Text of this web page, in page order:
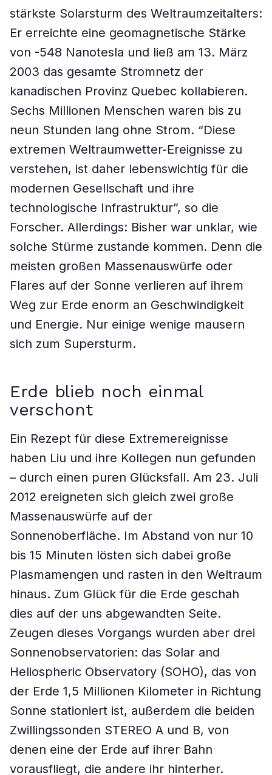
stärkste Solarsturm des Weltraumzeitalters:
Er erreichte eine geomagnetische Stärke
von -548 Nanotesla und ließ am 13. März
2003 das gesamte Stromnetz der
kanadischen Provinz Quebec kollabieren.
Sechs Millionen Menschen waren bis zu
neun Stunden lang ohne Strom. “Diese
extremen Weltraumwetter-Ereignisse zu
verstehen, ist daher lebenswichtig für die
modernen Gesellschaft und ihre
technologische Infrastruktur”, so die
Forscher. Allerdings: Bisher war unklar, wie
solche Stürme zustande kommen. Denn die
meisten großen Massenauswürfe oder
Flares auf der Sonne verlieren auf ihrem
Weg zur Erde enorm an Geschwindigkeit
und Energie. Nur einige wenige mausern
sich zum Supersturm.
Erde blieb noch einmal
verschont
Ein Rezept für diese Extremereignisse
haben Liu und ihre Kollegen nun gefunden
– durch einen puren Glücksfall. Am 23. Juli
2012 ereigneten sich gleich zwei große
Massenauswürfe auf der
Sonnenoberfläche. Im Abstand von nur 10
bis 15 Minuten lösten sich dabei große
Plasmamengen und rasten in den Weltraum
hinaus. Zum Glück für die Erde geschah
dies auf der uns abgewandten Seite.
Zeugen dieses Vorgangs wurden aber drei
Sonnenobservatorien: das Solar and
Heliospheric Observatory (SOHO), das von
der Erde 1,5 Millionen Kilometer in Richtung
Sonne stationiert ist, außerdem die beiden
Zwillingssonden STEREO A und B, von
denen eine der Erde auf ihrer Bahn
vorausfliegt, die andere ihr hinterher.